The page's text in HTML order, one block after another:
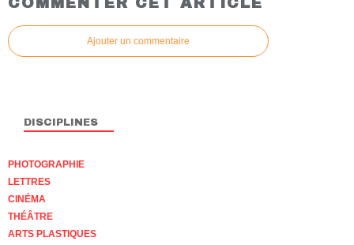
Ajouter un commentaire
DISCIPLINES
PHOTOGRAPHIE
LETTRES
CINÉMA
THÉÂTRE
ARTS PLASTIQUES